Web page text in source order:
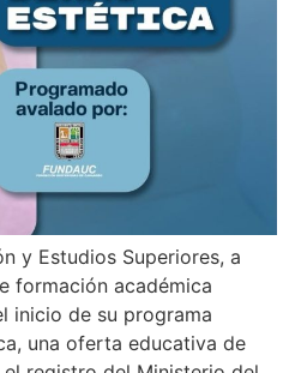
y Estudios Superiores, a
formación académica
inicio de su programa
una oferta educativa de